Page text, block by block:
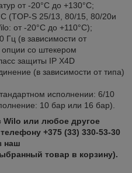
от -20°С до +130°С;
(TOP-S 25/13, 80/15, 80/20и
от -20°C до +110°C);
Гц (в зависимости от
опции со штекером
защиты IP X4D
(в зависимости от типа)
исполнении: 6/10
10 бар или 16 бар).
Wilo или любое другое
+375 (33) 330-53-30
наш
товар в корзину).